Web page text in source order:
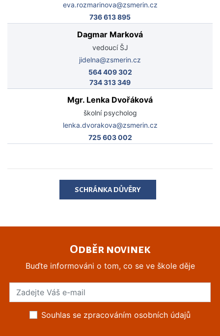
SCHRÁNKA DŮVĚRY
eva.rozmarinova@zsmerin.cz
736 613 895
Dagmar Marková
vedoucí ŠJ
jidelna@zsmerin.cz
564 409 302
734 313 349
Mgr. Lenka Dvořáková
školní psycholog
lenka.dvorakova@zsmerin.cz
725 603 002
Odběr novinek
Buďte informováni o tom, co se ve škole děje
Souhlas se zpracováním osobních údajů